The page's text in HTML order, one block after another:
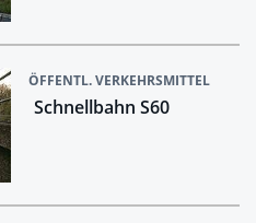
ÖFFENTL. VERKEHRSMITTEL
Schnellbahn S60